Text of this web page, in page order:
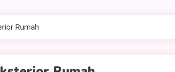
Rumah